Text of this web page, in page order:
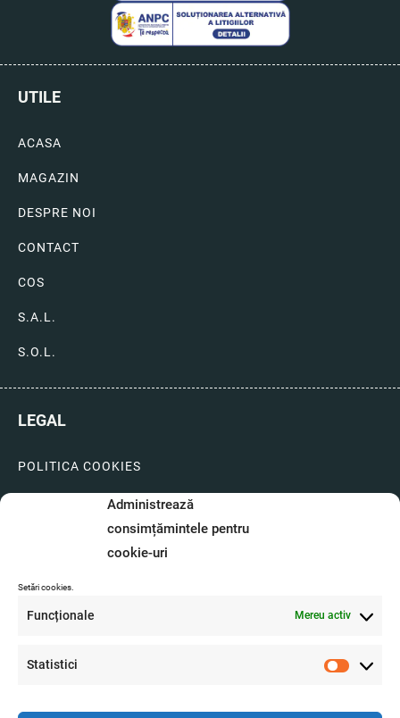
Administrează
consimțămintele pentru
cookie-uri
Setări cookies.
Funcționale Mereu activ
Statistici Statistici
UTILE
ACASA
MAGAZIN
DESPRE NOI
CONTACT
COS
S.A.L.
S.O.L.
LEGAL
POLITICA COOKIES
LIVRARI SI PLATI
GARANTIE SI SERVICE
O.D.R.